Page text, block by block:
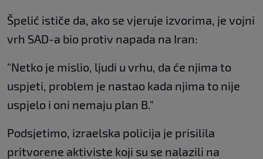
Špelić ističe da, ako se vjeruje izvorima, je vojni
vrh SAD-a bio protiv napada na Iran:
"Netko je mislio, ljudi u vrhu, da će njima to
uspjeti, problem je nastao kada njima to nije
uspjelo i oni nemaju plan B."
Podsjetimo, izraelska policija je prisilila
pritvorene aktiviste koji su se nalazili na